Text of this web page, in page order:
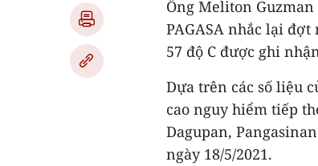
Ông Meliton
PAGASA nhắc lại
57 độ C được ghi
Dựa trên các số liệu
cao nguy hiểm tiếp
Dagupan,
ngày 18/5/2021.